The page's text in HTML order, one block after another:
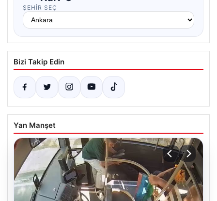
ŞEHIR SEÇ
Bizi Takip Edin
Yan Manşet